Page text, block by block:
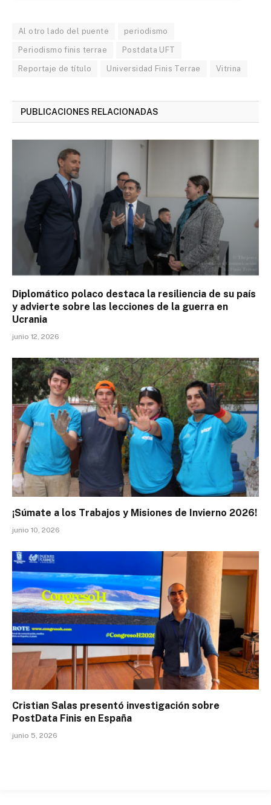
Al otro lado del puente periodismo
Periodismo finis terrae Postdata UFT
Reportaje de título Universidad Finis Terrae Vitrina
PUBLICACIONES RELACIONADAS
Diplomático polaco destaca la resiliencia de su país
y advierte sobre las lecciones de la guerra en
Ucrania
junio 12, 2026
¡Súmate a los Trabajos y Misiones de Invierno 2026!
junio 10, 2026
Cristian Salas presentó investigación sobre
PostData Finis en España
junio 5, 2026